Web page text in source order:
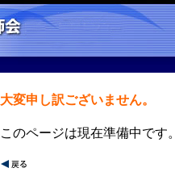
大変申し訳ございません。
このページは現在準備中です。